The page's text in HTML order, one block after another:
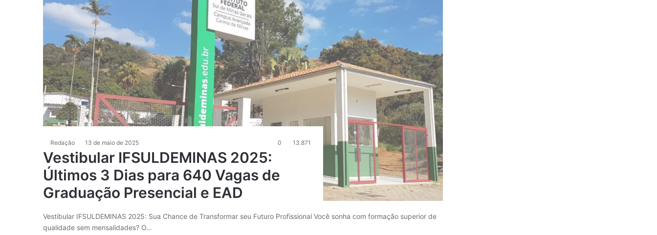
Redação 13 de maio de 2025 0 13.871
Vestibular IFSULDEMINAS 2025:
Últimos 3 Dias para 640 Vagas de
Graduação Presencial e EAD
Vestibular IFSULDEMINAS 2025: Sua Chance de Transformar seu Futuro Profissional Você sonha com formação superior de
qualidade sem mensalidades? O…